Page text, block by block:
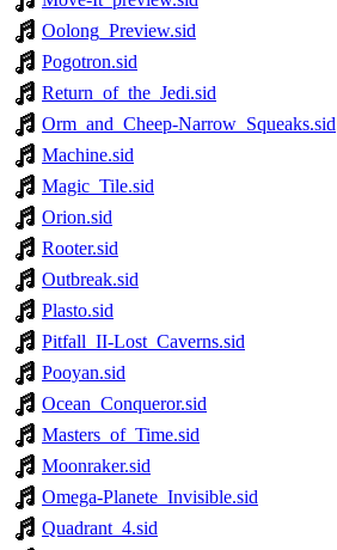
Oolong_Preview.sid
Pogotron.sid
Return_of_the_Jedi.sid
Orm_and_Cheep-Narrow_Squeaks.sid
Machine.sid
Magic_Tile.sid
Orion.sid
Rooter.sid
Outbreak.sid
Plasto.sid
Pitfall_II-Lost_Caverns.sid
Pooyan.sid
Ocean_Conqueror.sid
Masters_of_Time.sid
Moonraker.sid
Omega-Planete_Invisible.sid
Quadrant_4.sid